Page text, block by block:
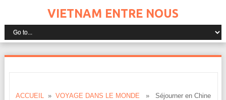
VIETNAM ENTRE NOUS
ACCUEIL» VOYAGE DANS LE MONDE » Séjourner en Chine